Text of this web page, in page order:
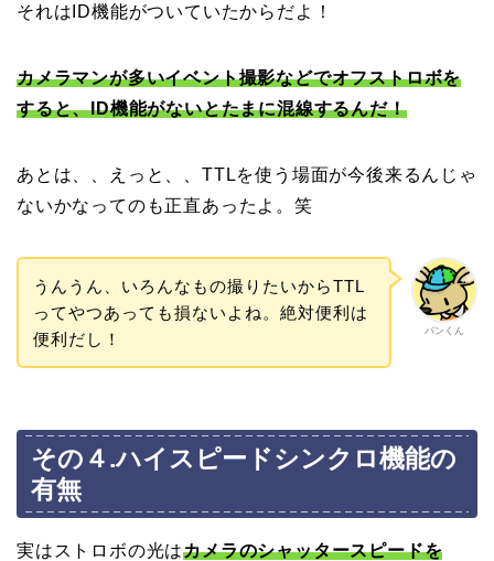
それはID機能がついていたからだよ！
カメラマンが多いイベント撮影などでオフストロボを
すると、ID機能がないとたまに混線するんだ！
あとは、、えっと、、TTLを使う場面が今後来るんじゃ
ないかなってのも正直あったよ。笑
パンくん
うんうん、いろんなもの撮りたいからTTL
ってやつあっても損ないよね。絶対便利は
便利だし！
その４.ハイスピードシンクロ機能の
有無
実はストロボの光はカメラのシャッタースピードを